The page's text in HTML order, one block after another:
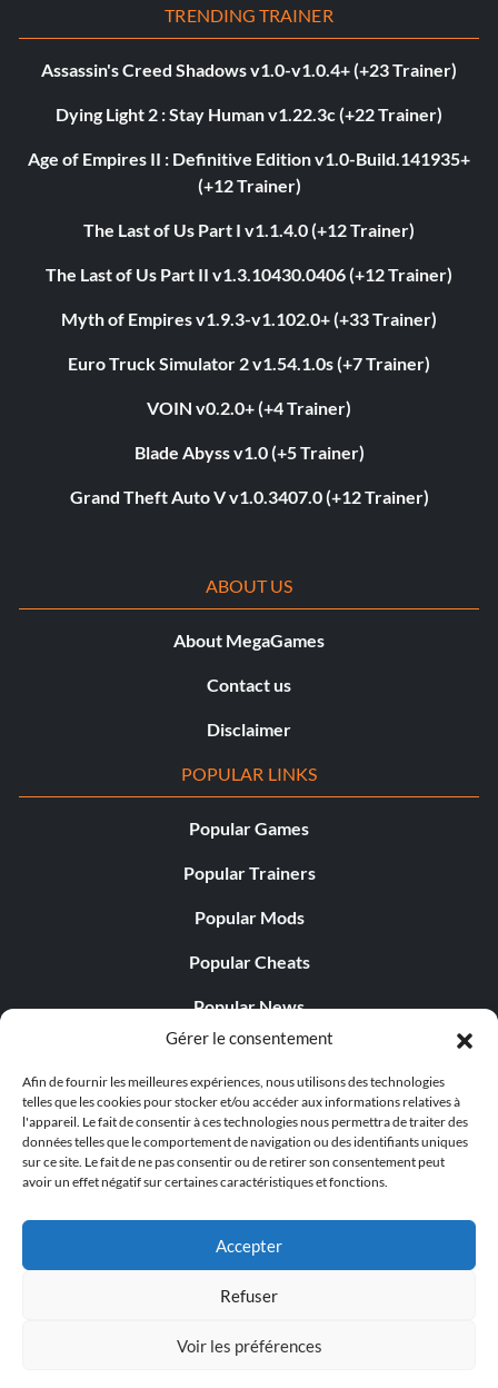
Gérer le consentement
Afin de fournir les meilleures expériences, nous utilisons des technologies
telles que les cookies pour stocker et/ou accéder aux informations relatives à
l'appareil. Le fait de consentir à ces technologies nous permettra de traiter des
données telles que le comportement de navigation ou des identifiants uniques
sur ce site. Le fait de ne pas consentir ou de retirer son consentement peut
avoir un effet négatif sur certaines caractéristiques et fonctions.
Accepter
Refuser
Voir les préférences
TRENDING TRAINER
Assassin's Creed Shadows v1.0-v1.0.4+ (+23 Trainer)
Dying Light 2 : Stay Human v1.22.3c (+22 Trainer)
Age of Empires II : Definitive Edition v1.0-Build.141935+
(+12 Trainer)
The Last of Us Part I v1.1.4.0 (+12 Trainer)
The Last of Us Part II v1.3.10430.0406 (+12 Trainer)
Myth of Empires v1.9.3-v1.102.0+ (+33 Trainer)
Euro Truck Simulator 2 v1.54.1.0s (+7 Trainer)
VOIN v0.2.0+ (+4 Trainer)
Blade Abyss v1.0 (+5 Trainer)
Grand Theft Auto V v1.0.3407.0 (+12 Trainer)
ABOUT US
About MegaGames
Contact us
Disclaimer
POPULAR LINKS
Popular Games
Popular Trainers
Popular Mods
Popular Cheats
Popular News
Popular Editorials
Popular Free Games
LATEST UPDATES
© 1998 - 2026 MegaGames.com All rights reserved